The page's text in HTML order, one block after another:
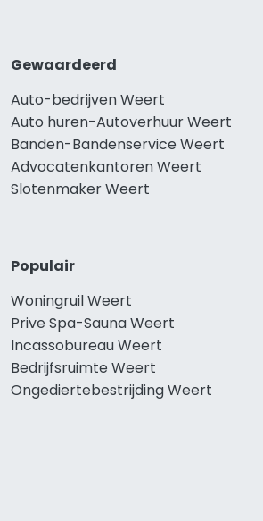
Gewaardeerd
Auto-bedrijven Weert
Auto huren-Autoverhuur Weert
Banden-Bandenservice Weert
Advocatenkantoren Weert
Slotenmaker Weert
Populair
Woningruil Weert
Prive Spa-Sauna Weert
Incassobureau Weert
Bedrijfsruimte Weert
Ongediertebestrijding Weert